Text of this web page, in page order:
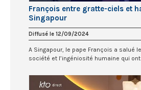
François entre gratte-ciels et
Singapour
Diffusé le 12/09/2024
A Singapour, le pape François a salué
société et l’ingéniosité humaine qui